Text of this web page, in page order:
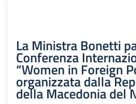
La Ministra Bonetti
Conferenza
“Women in Foreign
organizzata dalla
della Macedonia del